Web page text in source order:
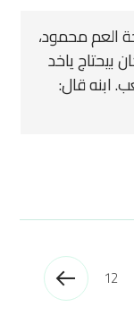
العم محمود،
بيحتاج ياخد
ابنه قال:
12